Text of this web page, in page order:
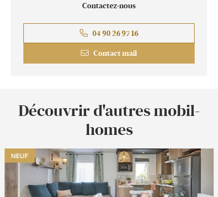
Contactez-nous
04 90 26 97 16
Contact mail
Découvrir d'autres mobil-
homes
NEUF